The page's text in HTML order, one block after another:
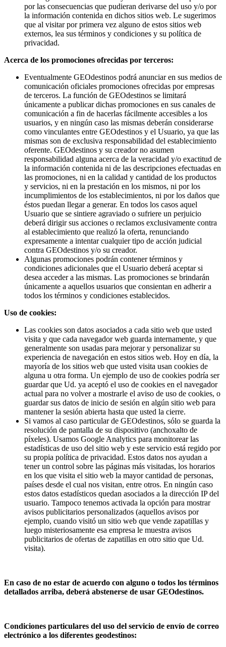
por las consecuencias que pudieran derivarse del uso y/o por
la información contenida en dichos sitios web. Le sugerimos
que al visitar por primera vez alguno de estos sitios web
externos, lea sus términos y condiciones y su política de
privacidad.
Acerca de los promociones ofrecidas por terceros:
Eventualmente GEOdestinos podrá anunciar en sus medios de
comunicación oficiales promociones ofrecidas por empresas
de terceros. La función de GEOdestinos se limitará
únicamente a publicar dichas promociones en sus canales de
comunicación a fin de hacerlas fácilmente accesibles a los
usuarios, y en ningún caso las mismas deberán considerarse
como vinculantes entre GEOdestinos y el Usuario, ya que las
mismas son de exclusiva responsabilidad del establecimiento
oferente. GEOdestinos y su creador no asumen
responsabilidad alguna acerca de la veracidad y/o exactitud de
la información contenida ni de las descripciones efectuadas en
las promociones, ni en la calidad y cantidad de los productos
y servicios, ni en la prestación en los mismos, ni por los
incumplimientos de los establecimientos, ni por los daños que
éstos puedan llegar a generar. En todos los casos aquel
Usuario que se sintiere agraviado o sufriere un perjuicio
deberá dirigir sus acciones o reclamos exclusivamente contra
al establecimiento que realizó la oferta, renunciando
expresamente a intentar cualquier tipo de acción judicial
contra GEOdestinos y/o su creador.
Algunas promociones podrán contener términos y
condiciones adicionales que el Usuario deberá aceptar si
desea acceder a las mismas. Las promociones se brindarán
únicamente a aquellos usuarios que consientan en adherir a
todos los términos y condiciones establecidos.
Uso de cookies:
Las cookies son datos asociados a cada sitio web que usted
visita y que cada navegador web guarda internamente, y que
generalmente son usadas para mejorar y personalizar su
experiencia de navegación en estos sitios web. Hoy en día, la
mayoría de los sitios web que usted visita usan cookies de
alguna u otra forma. Un ejemplo de uso de cookies podría ser
guardar que Ud. ya aceptó el uso de cookies en el navegador
actual para no volver a mostrarle el aviso de uso de cookies, o
guardar sus datos de inicio de sesión en algún sitio web para
mantener la sesión abierta hasta que usted la cierre.
Si vamos al caso particular de GEOdestinos, sólo se guarda la
resolución de pantalla de su dispositivo (anchoxalto de
píxeles). Usamos Google Analytics para monitorear las
estadísticas de uso del sitio web y este servicio está regido por
su propia política de privacidad. Estos datos nos ayudan a
tener un control sobre las páginas más visitadas, los horarios
en los que visita el sitio web la mayor cantidad de personas,
países desde el cual nos visitan, entre otros. En ningún caso
estos datos estadísticos quedan asociados a la dirección IP del
usuario. Tampoco tenemos activada la opción para mostrar
avisos publicitarios personalizados (aquellos avisos por
ejemplo, cuando visitó un sitio web que vende zapatillas y
luego misteriosamente esa empresa le muestra avisos
publicitarios de ofertas de zapatillas en otro sitio que Ud.
visita).
En caso de no estar de acuerdo con alguno o todos los términos
detallados arriba, deberá abstenerse de usar GEOdestinos.
Condiciones particulares del uso del servicio de envío de correo
electrónico a los diferentes geodestinos: